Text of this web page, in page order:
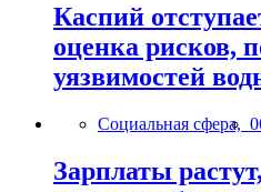
Каспий
оценка рисков,
уязвимостей
Социальная сфера,
Зарплаты